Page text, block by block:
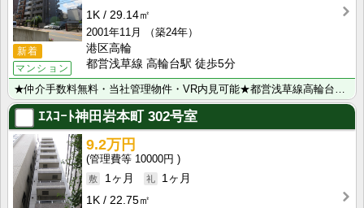
新着
マンション
1K
29.14㎡
2001年11月
（築24年）
港区高輪
都営浅草線 高輪台駅 徒歩5分
ｴｽｺｰﾄ神田岩本町 302号室
9.2万円
10000円
1ヶ月
1ヶ月
1K
22.75㎡